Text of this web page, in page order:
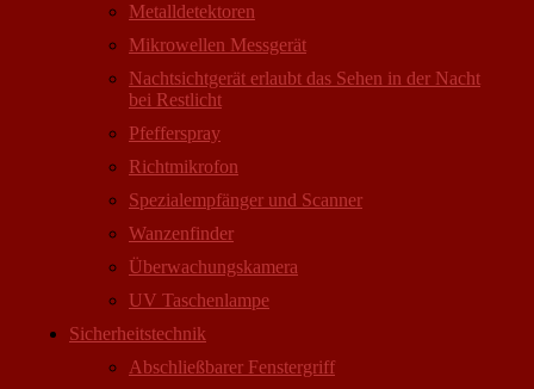
Metalldetektoren
Mikrowellen Messgerät
Nachtsichtgerät erlaubt das Sehen in der Nacht
bei Restlicht
Pfefferspray
Richtmikrofon
Spezialempfänger und Scanner
Wanzenfinder
Überwachungskamera
UV Taschenlampe
Sicherheitstechnik
Abschließbarer Fenstergriff